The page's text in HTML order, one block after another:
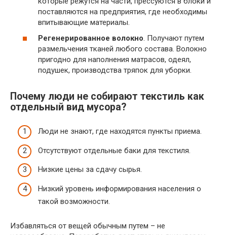
поставляются на предприятия, где необходимы
впитывающие материалы.
Регенерированное волокно. Получают путем
размельчения тканей любого состава. Волокно
пригодно для наполнения матрасов, одеял,
подушек, производства тряпок для уборки.
Почему люди не собирают текстиль как
отдельный вид мусора?
Люди не знают, где находятся пункты приема.
Отсутствуют отдельные баки для текстиля.
Низкие цены за сдачу сырья.
Низкий уровень информирования населения о
такой возможности.
Избавляться от вещей обычным путем – не